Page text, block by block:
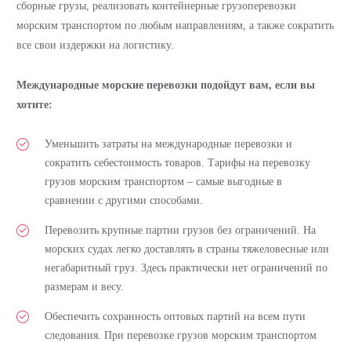
сборные грузы, реализовать контейнерные грузоперевозки
морским транспортом по любым направлениям, а также сократить
все свои издержки на логистику.
Международные морские перевозки подойдут вам, если вы
хотите:
Уменьшить затраты на международные перевозки и
сократить себестоимость товаров. Тарифы на перевозку
грузов морским транспортом – самые выгодные в
сравнении с другими способами.
Перевозить крупные партии грузов без ограничений. На
морских судах легко доставлять в страны тяжеловесные или
негабаритный груз. Здесь практически нет ограничений по
размерам и весу.
Обеспечить сохранность оптовых партий на всем пути
следования. При перевозке грузов морским транспортом